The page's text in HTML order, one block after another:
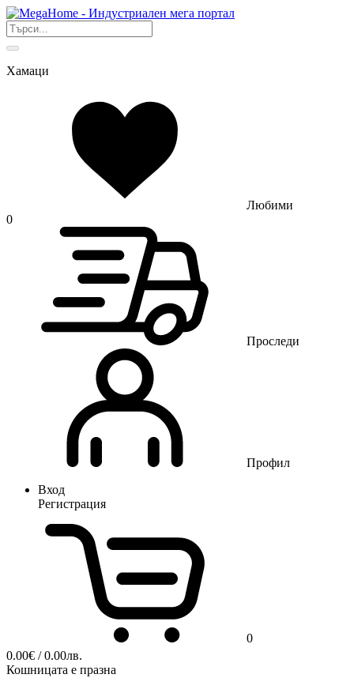
Хамаци
Любими
0
Проследи
Профил
Вход
Регистрация
0
0.00€ / 0.00лв.
Кошницата е празна